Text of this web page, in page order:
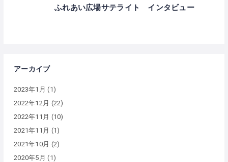
ふれあい広場サテライト インタビュー
アーカイブ
2023年1月 (1)
2022年12月 (22)
2022年11月 (10)
2021年11月 (1)
2021年10月 (2)
2020年5月 (1)